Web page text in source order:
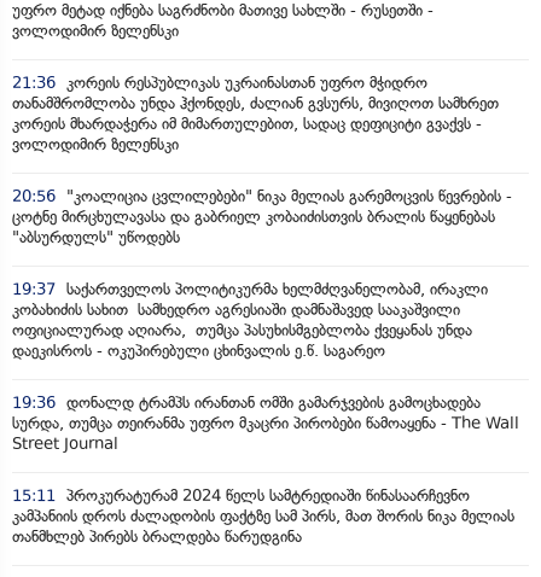
უფრო მეტად იქნება საგრძნობი მათივე სახლში - რუსეთში -
ვოლოდიმირ ზელენსკი
21:36 კორეის რესპუბლიკას უკრაინასთან უფრო მჭიდრო
თანამშრომლობა უნდა ჰქონდეს, ძალიან გვსურს, მივიღოთ სამხრეთ
კორეის მხარდაჭერა იმ მიმართულებით, სადაც დეფიციტი გვაქვს -
ვოლოდიმირ ზელენსკი
20:56
"კოალიცია ცვლილებები" ნიკა მელიას გარემოცვის წევრების -
ცოტნე მირცხულავასა და გაბრიელ კობაიძისთვის ბრალის წაყენებას
"აბსურდულს" უწოდებს
19:37 საქართველოს პოლიტიკურმა ხელმძღვანელობამ, ირაკლი
კობახიძის სახით სამხედრო აგრესიაში დამნაშავედ სააკაშვილი
ოფიციალურად აღიარა, თუმცა პასუხისმგებლობა ქვეყანას უნდა
დაეკისროს - ოკუპირებული ცხინვალის ე.წ. საგარეო
19:36 დონალდ ტრამპს ირანთან ომში გამარჯვების გამოცხადება
სურდა, თუმცა თეირანმა უფრო მკაცრი პირობები წამოაყენა - The Wall
Street Journal
15:11 პროკურატურამ 2024 წელს სამტრედიაში წინასაარჩევნო
კამპანიის დროს ძალადობის ფაქტზე სამ პირს, მათ შორის ნიკა მელიას
თანმხლებ პირებს ბრალდება წარუდგინა